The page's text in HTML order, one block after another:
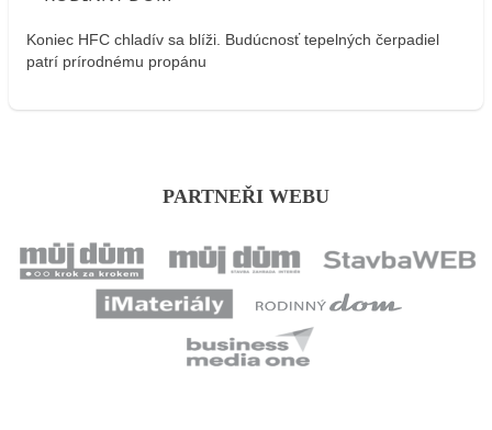
Koniec HFC chladív sa blíži. Budúcnosť tepelných čerpadiel
patrí prírodnému propánu
PARTNEŘI WEBU